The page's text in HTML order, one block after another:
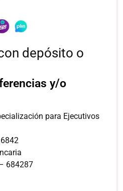
depósito o
para Ejecutivos
684287
y/o